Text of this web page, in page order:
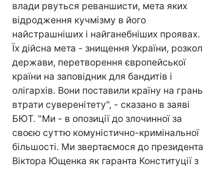
влади рвуться реваншисти, мета яких
відродження кучмізму в його
найстрашніших і найганебніших проявах.
Їх дійсна мета - знищення України, розкол
держави, перетворення європейської
країни на заповідник для бандитів і
олігархів. Вони поставили країну на грань
втрати суверенітету", - сказано в заяві
БЮТ. "Ми - в опозиції до злочинної за
своєю суттю комуністично-кримінальної
більшості. Ми звертаємося до президента
Віктора Ющенка як гаранта Конституції з